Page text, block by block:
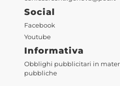
Social
Facebook
Youtube
Informativa
Obblighi pubblicitari in
pubbliche